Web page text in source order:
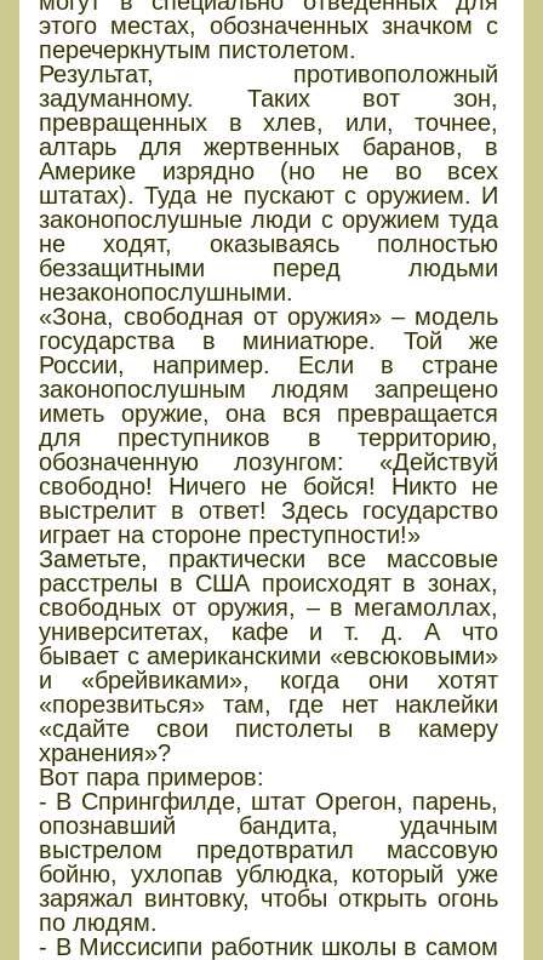
этого местах, обозначенных значком с
перечеркнутым пистолетом.
Результат, противоположный
задуманному. Таких вот зон,
превращенных в хлев, или, точнее,
алтарь для жертвенных баранов, в
Америке изрядно (но не во всех
штатах). Туда не пускают с оружием. И
законопослушные люди с оружием туда
не ходят, оказываясь полностью
беззащитными перед людьми
незаконопослушными.
«Зона, свободная от оружия» – модель
государства в миниатюре. Той же
России, например. Если в стране
законопослушным людям запрещено
иметь оружие, она вся превращается
для преступников в территорию,
обозначенную лозунгом: «Действуй
свободно! Ничего не бойся! Никто не
выстрелит в ответ! Здесь государство
играет на стороне преступности!»
Заметьте, практически все массовые
расстрелы в США происходят в зонах,
свободных от оружия, – в мегамоллах,
университетах, кафе и т. д. А что
бывает с американскими «евсюковыми»
и «брейвиками», когда они хотят
«порезвиться» там, где нет наклейки
«сдайте свои пистолеты в камеру
хранения»?
Вот пара примеров:
- В Спрингфилде, штат Орегон, парень,
опознавший бандита, удачным
выстрелом предотвратил массовую
бойню, ухлопав ублюдка, который уже
заряжал винтовку, чтобы открыть огонь
по людям.
- В Миссисипи работник школы в самом